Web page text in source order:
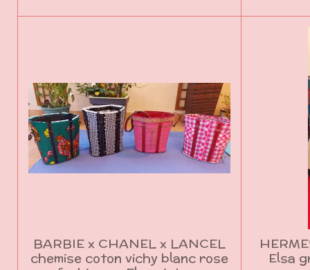
BARBIE x CHANEL x LANCEL
chemise coton vichy blanc rose
Elsa